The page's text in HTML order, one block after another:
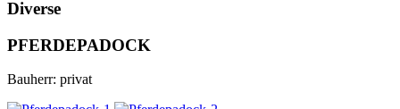
Diverse
PFERDEPADOCK
Bauherr: privat